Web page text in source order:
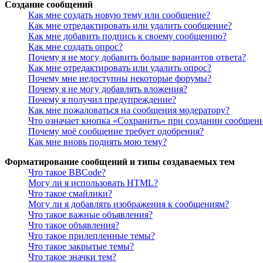
Создание сообщений
Как мне создать новую тему или сообщение?
Как мне отредактировать или удалить сообщение?
Как мне добавить подпись к своему сообщению?
Как мне создать опрос?
Почему я не могу добавить больше вариантов ответа?
Как мне отредактировать или удалить опрос?
Почему мне недоступны некоторые форумы?
Почему я не могу добавлять вложения?
Почему я получил предупреждение?
Как мне пожаловаться на сообщения модератору?
Что означает кнопка «Сохранить» при создании
Почему моё сообщение требует одобрения?
Как мне вновь поднять мою тему?
Форматирование сообщений и типы создаваемых тем
Что такое BBCode?
Могу ли я использовать HTML?
Что такое смайлики?
Могу ли я добавлять изображения к сообщениям?
Что такое важные объявления?
Что такое объявления?
Что такое прилепленные темы?
Что такое закрытые темы?
Что такое значки тем?